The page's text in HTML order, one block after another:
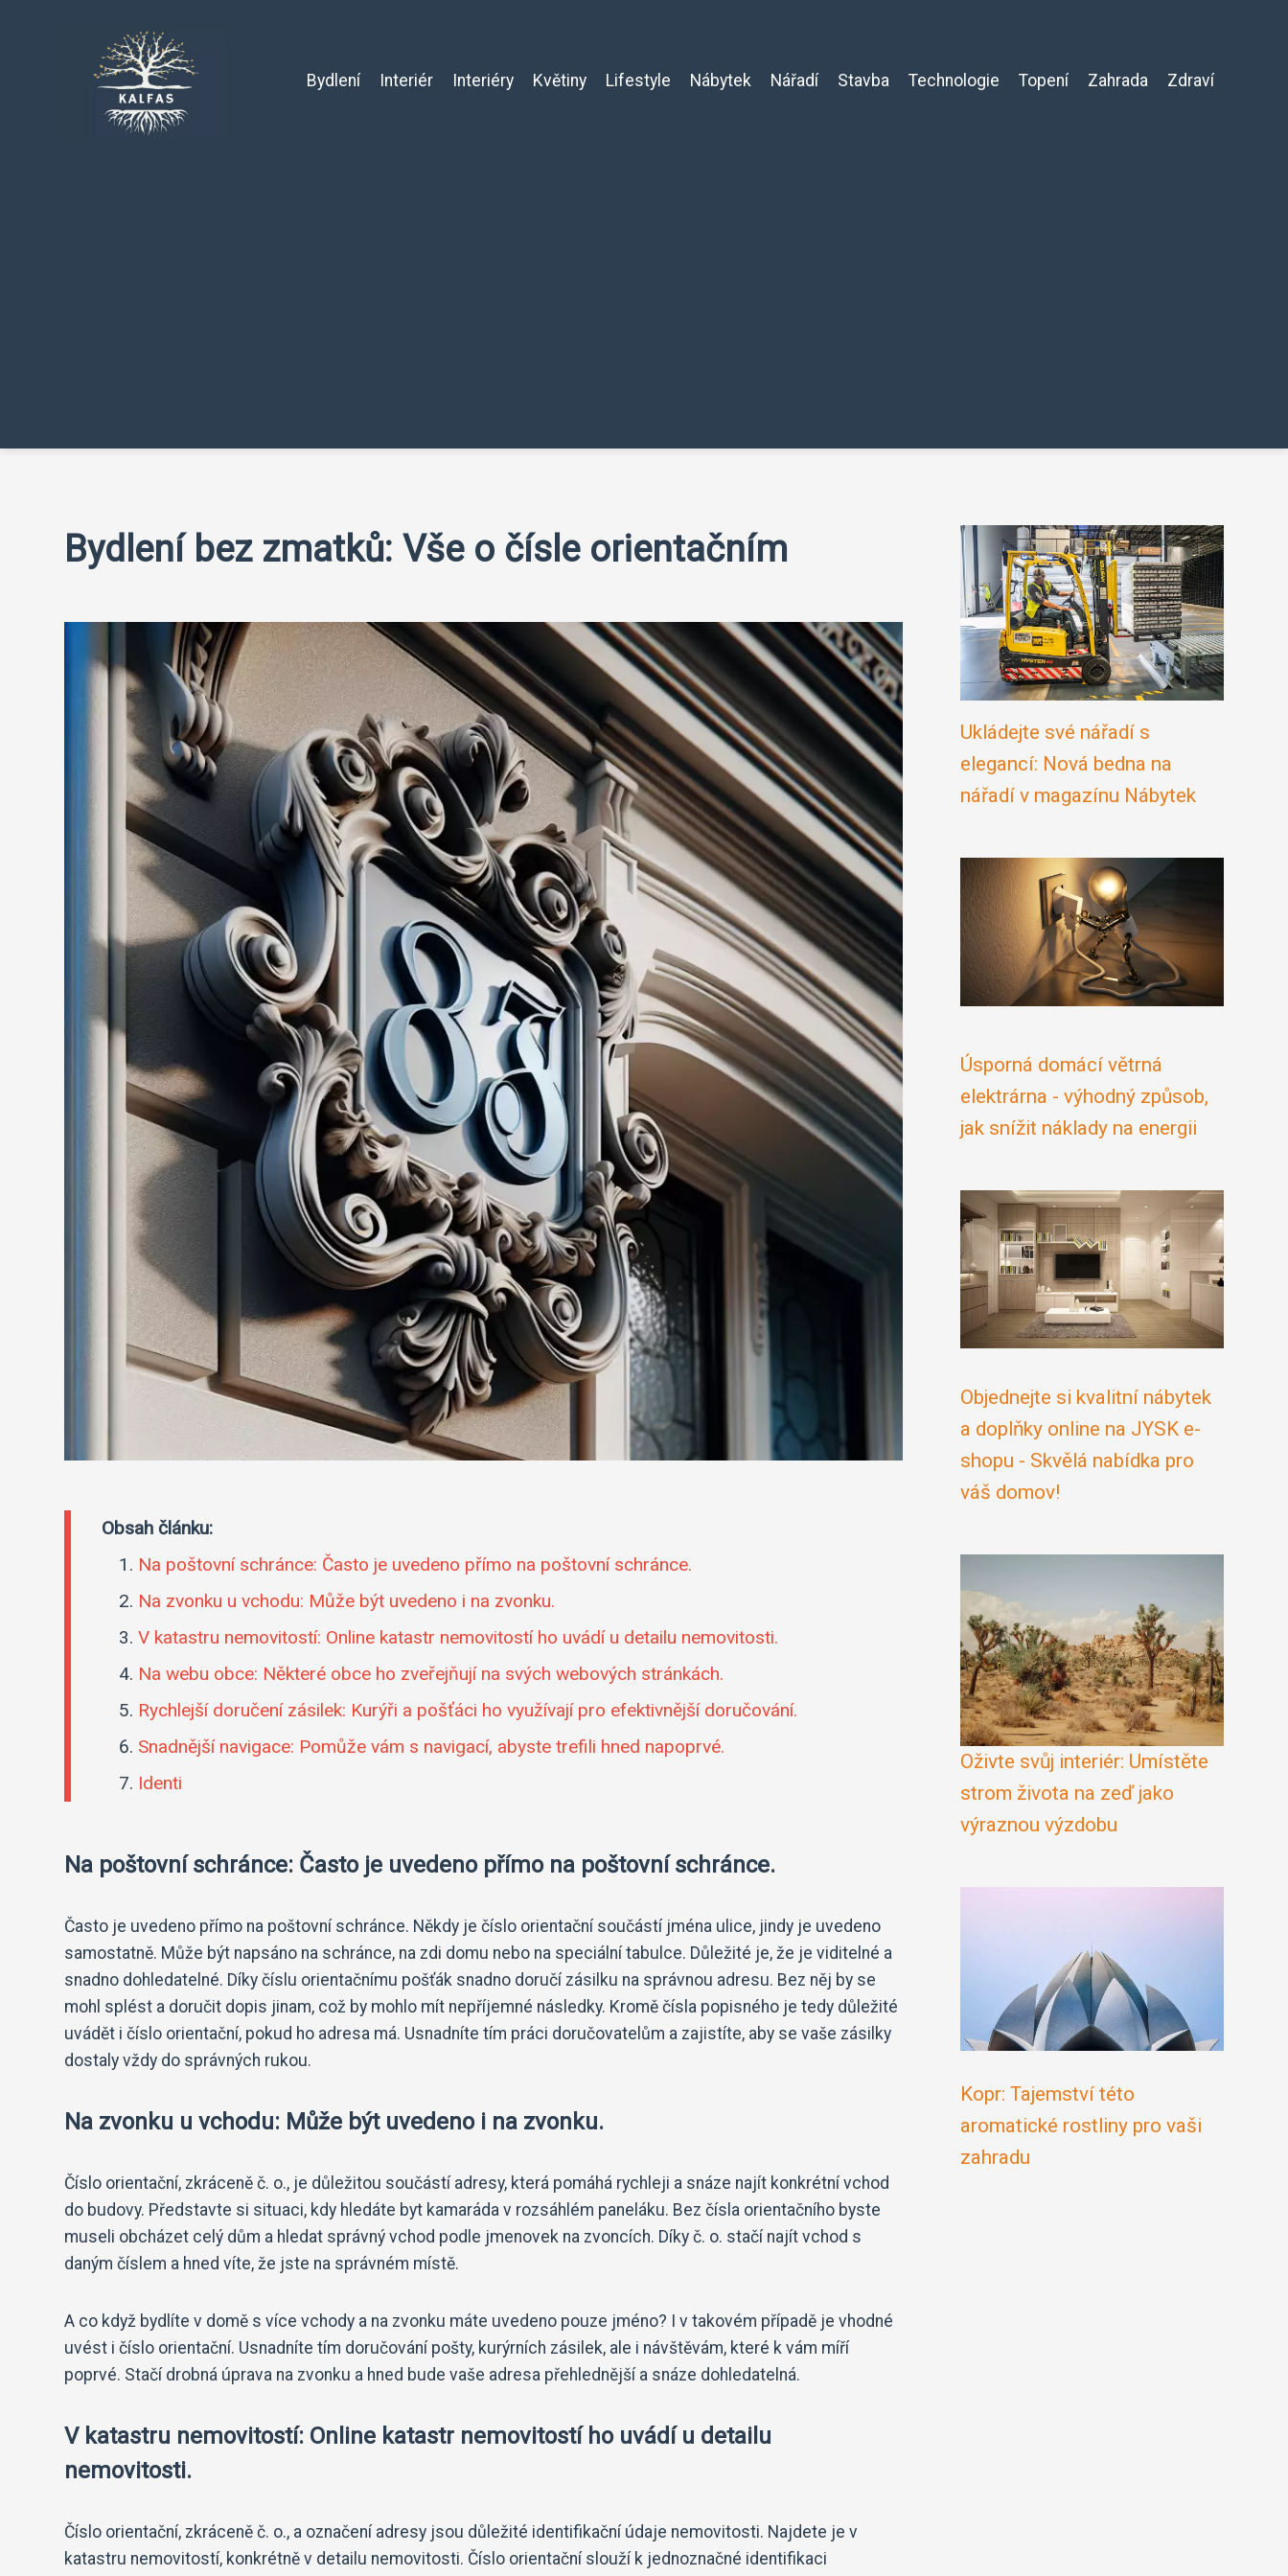
Bydlení Interiér Interiéry Květiny Lifestyle Nábytek Nářadí Stavba Technologie Topení Zahrada Zdraví
Bydlení bez zmatků: Vše o čísle orientačním
Obsah článku:
Na poštovní schránce: Často je uvedeno přímo na poštovní schránce.
Na zvonku u vchodu: Může být uvedeno i na zvonku.
V katastru nemovitostí: Online katastr nemovitostí ho uvádí u detailu nemovitosti.
Na webu obce: Některé obce ho zveřejňují na svých webových stránkách.
Rychlejší doručení zásilek: Kurýři a pošťáci ho využívají pro efektivnější doručování.
Snadnější navigace: Pomůže vám s navigací, abyste trefili hned napoprvé.
Identi
Na poštovní schránce: Často je uvedeno přímo na poštovní schránce.
Často je uvedeno přímo na poštovní schránce. Někdy je číslo orientační součástí jména ulice, jindy je uvedeno
samostatně. Může být napsáno na schránce, na zdi domu nebo na speciální tabulce. Důležité je, že je viditelné a
snadno dohledatelné. Díky číslu orientačnímu pošťák snadno doručí zásilku na správnou adresu. Bez něj by se
mohl splést a doručit dopis jinam, což by mohlo mít nepříjemné následky. Kromě čísla popisného je tedy důležité
uvádět i číslo orientační, pokud ho adresa má. Usnadníte tím práci doručovatelům a zajistíte, aby se vaše zásilky
dostaly vždy do správných rukou.
Na zvonku u vchodu: Může být uvedeno i na zvonku.
Číslo orientační, zkráceně č. o., je důležitou součástí adresy, která pomáhá rychleji a snáze najít konkrétní vchod
do budovy. Představte si situaci, kdy hledáte byt kamaráda v rozsáhlém paneláku. Bez čísla orientačního byste
museli obcházet celý dům a hledat správný vchod podle jmenovek na zvoncích. Díky č. o. stačí najít vchod s
daným číslem a hned víte, že jste na správném místě.
A co když bydlíte v domě s více vchody a na zvonku máte uvedeno pouze jméno? I v takovém případě je vhodné
uvést i číslo orientační. Usnadníte tím doručování pošty, kurýrních zásilek, ale i návštěvám, které k vám míří
poprvé. Stačí drobná úprava na zvonku a hned bude vaše adresa přehlednější a snáze dohledatelná.
V katastru nemovitostí: Online katastr nemovitostí ho uvádí u detailu
nemovitosti.
Číslo orientační, zkráceně č. o., a označení adresy jsou důležité identifikační údaje nemovitosti. Najdete je v
katastru nemovitostí, konkrétně v detailu nemovitosti. Číslo orientační slouží k jednoznačné identifikaci
Ukládejte své nářadí s
elegancí: Nová bedna na
nářadí v magazínu Nábytek
Úsporná domácí větrná
elektrárna - výhodný způsob,
jak snížit náklady na energii
Objednejte si kvalitní nábytek
a doplňky online na JYSK e-
shopu - Skvělá nabídka pro
váš domov!
Oživte svůj interiér: Umístěte
strom života na zeď jako
výraznou výzdobu
Kopr: Tajemství této
aromatické rostliny pro vaši
zahradu